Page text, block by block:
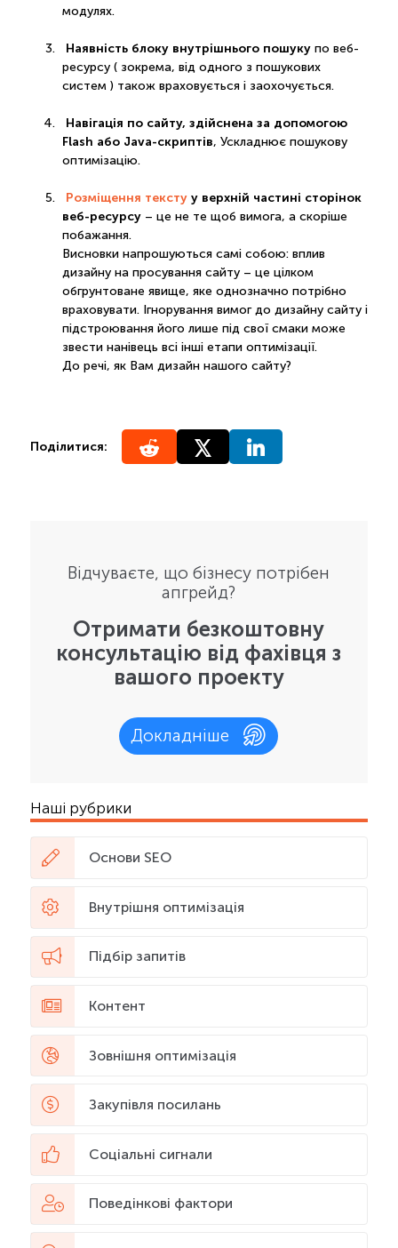
модулях.
Наявність блоку внутрішнього пошукупо веб-
ресурсу ( зокрема, від одного з пошукових
систем ) також враховується і заохочується.
Навігація по сайту, здійснена за допомогою
Flash або Java-скриптів, Ускладнює пошукову
оптимізацію.
Розміщення текстуу верхній частині сторінок
веб-ресурсу– це не те щоб вимога, а скоріше
побажання.
Висновки напрошуються самі собою: вплив
дизайну на просування сайту – це цілком
обгрунтоване явище, яке однозначно потрібно
враховувати. Ігнорування вимог до дизайну сайту і
підстроювання його лише під свої смаки може
звести нанівець всі інші етапи оптимізації.
До речі, як Вам дизайн нашого сайту?
Поділитися:
Відчуваєте, що бізнесу потрібен
апгрейд?
Отримати безкоштовну
консультацію від фахівця з
вашого проекту
Докладніше
Наші рубрики
Основи SEO
Внутрішня оптимізація
Підбір запитів
Контент
Зовнішня оптимізація
Закупівля посилань
Соціальні сигнали
Поведінкові фактори